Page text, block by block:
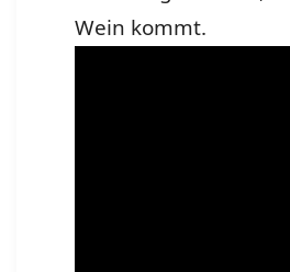
Wein kommt.